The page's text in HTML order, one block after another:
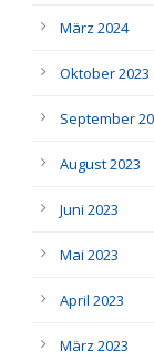
März 2024
Oktober 2023
September
August 2023
Juni 2023
Mai 2023
April 2023
März 2023